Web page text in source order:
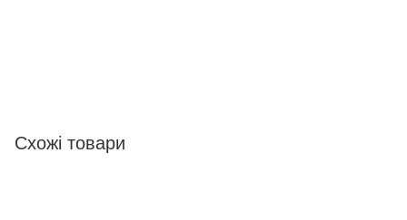
Схожі товари